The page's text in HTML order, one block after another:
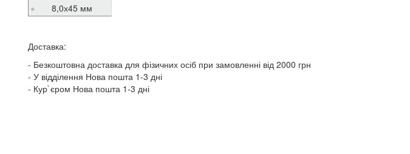
8,0х45 мм
Доставка:
Безкоштовна доставка для фізичних осіб при замовленні від 2000 грн
У відділення Нова пошта 1-3 дні
Кур`єром Нова пошта 1-3 дні